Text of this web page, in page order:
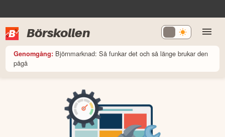
Börskollen
Genomgång: Björnmarknad: Så funkar det och så länge brukar den
pågå